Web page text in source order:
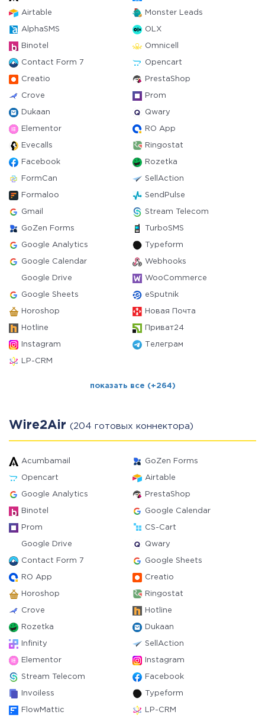
Airtable Monster Leads
AlphaSMS OLX
Binotel Omnicell
Contact Form 7 Opencart
Creatio PrestaShop
Crove Prom
Dukaan Qwary
Elementor RO App
Evecalls Ringostat
Facebook Rozetka
FormCan SellAction
Formaloo SendPulse
Gmail Stream Telecom
GoZen Forms TurboSMS
Google Analytics Typeform
Google Calendar Webhooks
Google Drive WooCommerce
Google Sheets eSputnik
Horoshop Новая Почта
Hotline Приват24
Instagram Телеграм
LP-CRM
показать все (+264)
Wire2Air (204 готовых коннектора)
Acumbamail GoZen Forms
Opencart Airtable
Google Analytics PrestaShop
Binotel Google Calendar
Prom CS-Cart
Google Drive Qwary
Contact Form 7 Google Sheets
RO App Creatio
Horoshop Ringostat
Crove Hotline
Rozetka Dukaan
Infinity SellAction
Elementor Instagram
Stream Telecom Facebook
Invoiless Typeform
FlowMattic LP-CRM